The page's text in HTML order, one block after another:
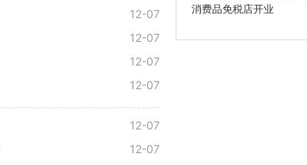
12-07
12-07
12-07
12-07
12-07
12-07
消费品免税店开业